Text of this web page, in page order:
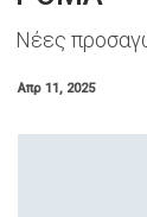
Νέες
Απρ 11, 2025